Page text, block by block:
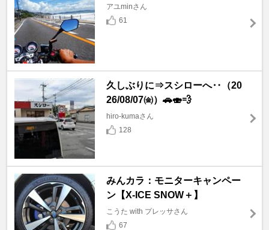
アユminさん
61
久しぶりに⇒スシローへ‥（20
26/08/07㈮）🚗🍣💨
hiro-kumaさん
128
みんカラ：モニターキャンペー
ン【X-ICE SNOW＋】
こうた with プレッサさん
67